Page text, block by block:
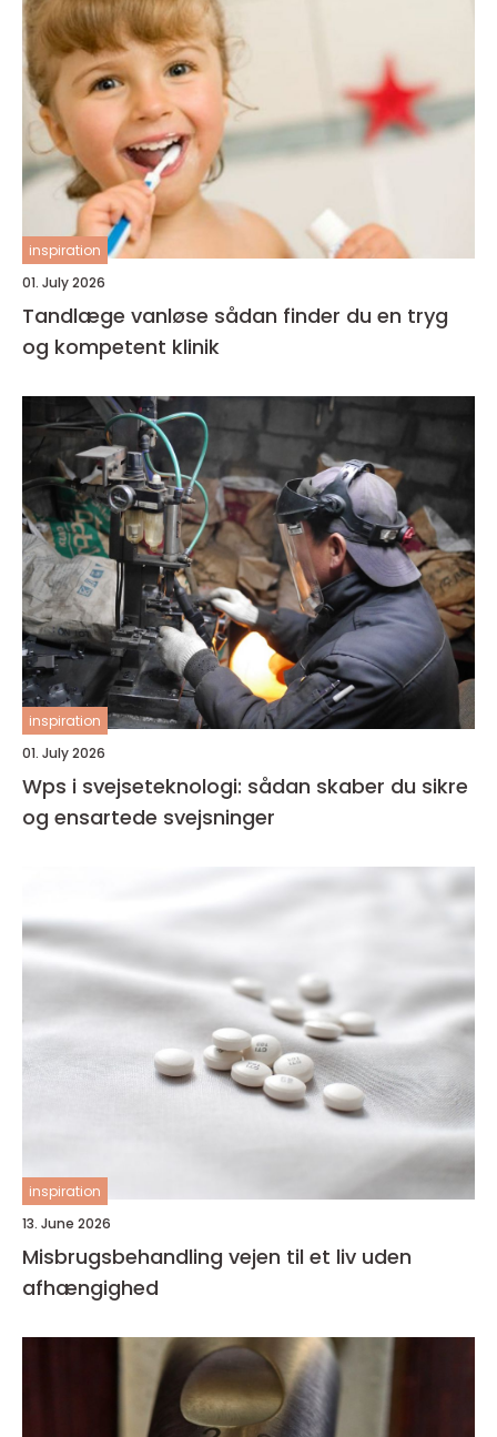
inspiration
01. July 2026
Tandlæge vanløse sådan finder du en tryg
og kompetent klinik
inspiration
01. July 2026
Wps i svejseteknologi: sådan skaber du sikre
og ensartede svejsninger
inspiration
13. June 2026
Misbrugsbehandling vejen til et liv uden
afhængighed